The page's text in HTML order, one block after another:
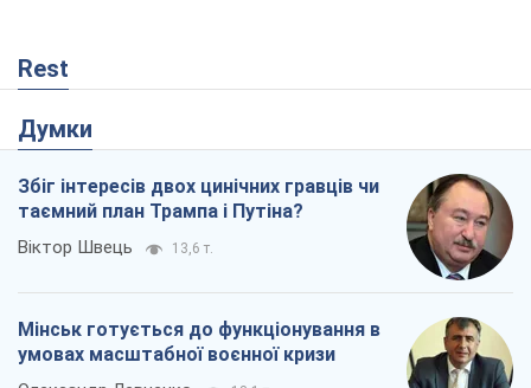
Rest
Думки
Збіг інтересів двох цинічних гравців чи
таємний план Трампа і Путіна?
Віктор Швець 13,6 т.
Мінськ готується до функціонування в
умовах масштабної воєнної кризи